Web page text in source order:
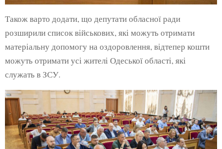
Також варто додати, що депутати обласної ради
розширили список військових, які можуть отримати
матеріальну допомогу на оздоровлення, відтепер кошти
можуть отримати усі жителі Одеської області, які
служать в ЗСУ.